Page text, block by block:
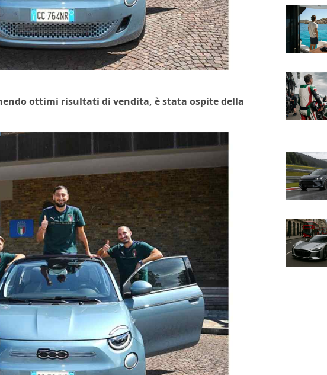
ottimi risultati di vendita, è stata ospite della